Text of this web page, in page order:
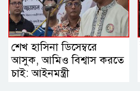
শেখ হাসিনা ডিসেম্বরে
আসুক, আমিও বিশ্বাস করতে
চাই: আইনমন্ত্রী